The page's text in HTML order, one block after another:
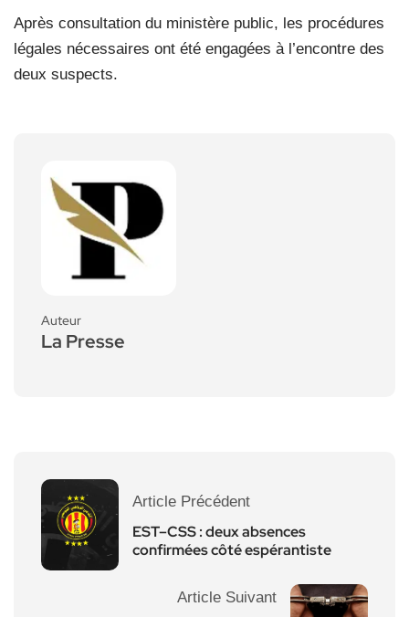
Après consultation du ministère public, les procédures
légales nécessaires ont été engagées à l’encontre des
deux suspects.
Auteur
La Presse
Article Précédent
EST–CSS : deux absences
confirmées côté espérantiste
Article Suivant